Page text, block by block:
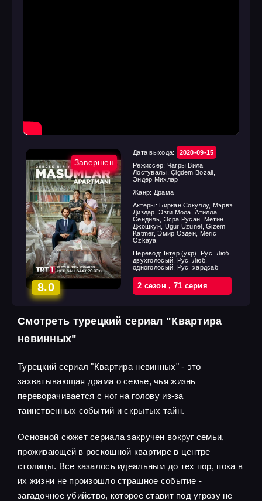
Завершен
8.0
Дата выхода:
2020-09-15
Режиссер: Чагры Вила
Лостувалы, Çigdem Bozali,
Эндер Михлар
Жанр: Драма
Актеры: Биркан Сокуллу, Мэрвэ
Диздар, Эзги Мола, Атилла
Сендиль, Эсра Русан, Метин
Джошкун, Ugur Uzunel, Gizem
Katmer, Эмир Озден, Meriç
Özkaya
Перевод: Інтер (укр), Рус. Люб.
двухголосый, Рус. Люб.
одноголосый, Рус. хардсаб
2 cезон, 71 cерия
Смотреть турецкий сериал "Квартира
невинных"
Турецкий сериал "Квартира невинных" - это
захватывающая драма о семье, чья жизнь
переворачивается с ног на голову из-за
таинственных событий и скрытых тайн.
Основной сюжет сериала закручен вокруг семьи,
проживающей в роскошной квартире в центре
столицы. Все казалось идеальным до тех пор, пока в
их жизни не произошло страшное событие -
загадочное убийство, которое ставит под угрозу не